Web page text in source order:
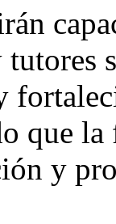
que
y